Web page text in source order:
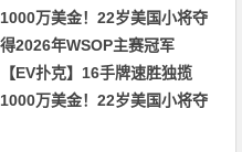
【EV扑克】16手牌速胜独揽
1000万美金！22岁美国小将夺